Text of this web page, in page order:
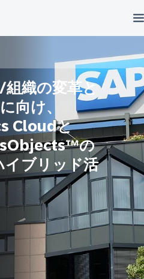
組織の変革と
向け、
Cloudと
の
イブリッド活